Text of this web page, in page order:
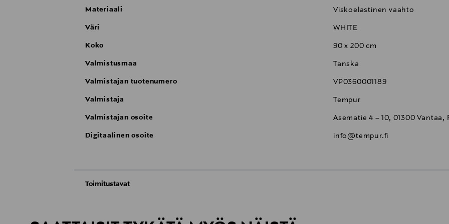
Materiaali Viskoelastinen vaahto
Väri WHITE
Koko 90 x 200 cm
Valmistusmaa Tanska
Valmistajan tuotenumero VP0360001189
Valmistaja Tempur
Valmistajan osoite Asematie 4 – 10, 01300 Vantaa,
Digitaalinen osoite info@tempur.fi
Toimitustavat